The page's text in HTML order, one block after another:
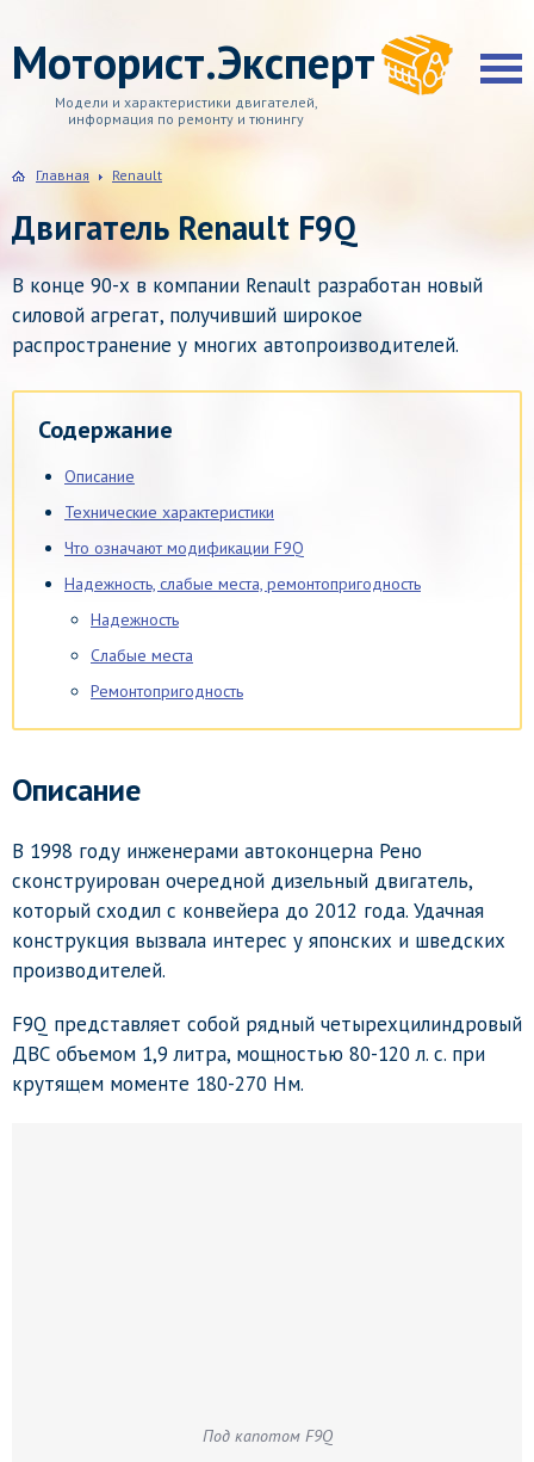
Моторист.Эксперт
Модели и характеристики двигателей,
информация по ремонту и тюнингу
Главная Renault
Двигатель Renault F9Q
В конце 90-х в компании Renault разработан новый
силовой агрегат, получивший широкое
распространение у многих автопроизводителей.
Содержание
Описание
Технические характеристики
Что означают модификации F9Q
Надежность, слабые места, ремонтопригодность
Надежность
Слабые места
Ремонтопригодность
Описание
В 1998 году инженерами автоконцерна Рено
сконструирован очередной дизельный двигатель,
который сходил с конвейера до 2012 года. Удачная
конструкция вызвала интерес у японских и шведских
производителей.
F9Q представляет собой рядный четырехцилиндровый
ДВС объемом 1,9 литра, мощностью 80-120 л. с. при
крутящем моменте 180-270 Нм.
Под капотом F9Q